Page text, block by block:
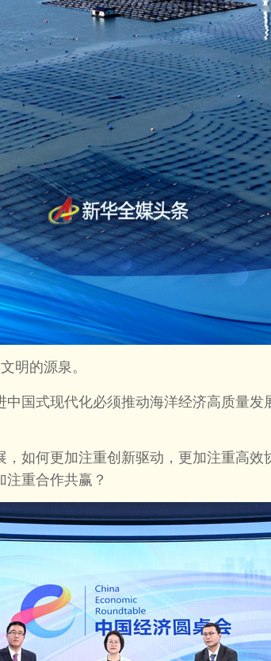
明的源泉。
国式现代化必须推动海洋经济高质量发
如何更加注重创新驱动，更加注重高效
注重合作共赢？